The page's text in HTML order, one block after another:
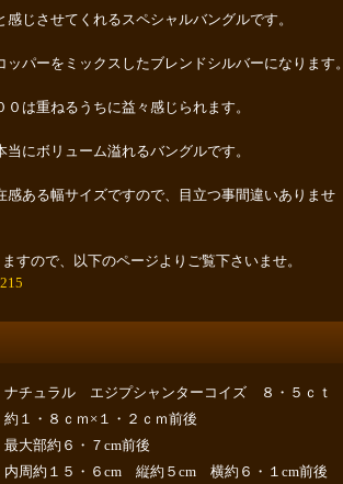
じさせてくれるスペシャルバングルです。
パーをミックスしたブレンドシルバーになります。
は重ねるうちに益々感じられます。
にボリューム溢れるバングルです。
ある幅サイズですので、目立つ事間違いありませ
すので、以下のページよりご覧下さいませ。
ナチュラル エジプシャンターコイズ ８・５ｃｔ
約１・８ｃｍ×１・２ｃｍ前後
最大部約６・７cm前後
内周約１５・６cm 縦約５cm 横約６・１cm前後